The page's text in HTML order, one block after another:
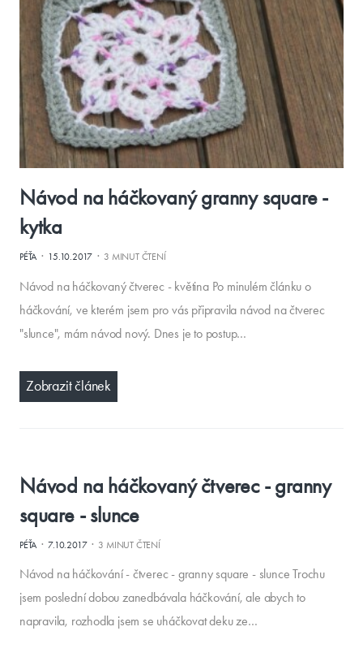
Návod na háčkovaný granny square -
kytka
PÉŤA· 15.10.2017 · 3 MINUT ČTENÍ
Návod na háčkovaný čtverec - květina Po minulém článku o
háčkování, ve kterém jsem pro vás připravila návod na čtverec
"slunce", mám návod nový. Dnes je to postup…
Zobrazit článek
Návod na háčkovaný čtverec - granny
square - slunce
PÉŤA·7.10.2017· 3 MINUT ČTENÍ
Návod na háčkování - čtverec - granny square - slunce Trochu
jsem poslední dobou zanedbávala háčkování, ale abych to
napravila, rozhodla jsem se uháčkovat deku ze…